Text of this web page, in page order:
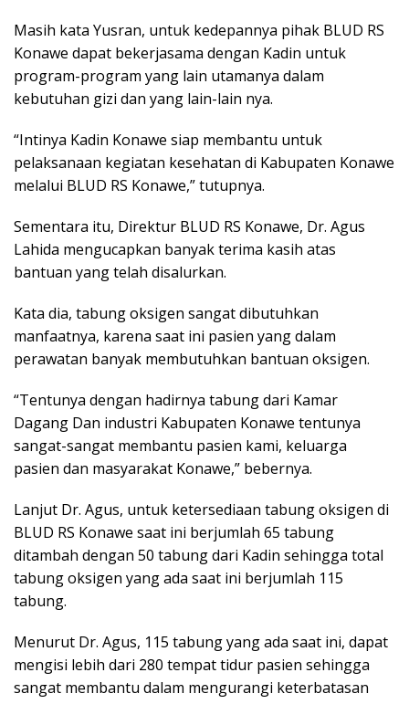
Masih kata Yusran, untuk kedepannya pihak BLUD RS
Konawe dapat bekerjasama dengan Kadin untuk
program-program yang lain utamanya dalam
kebutuhan gizi dan yang lain-lain nya.
“Intinya Kadin Konawe siap membantu untuk
pelaksanaan kegiatan kesehatan di Kabupaten Konawe
melalui BLUD RS Konawe,” tutupnya.
Sementara itu, Direktur BLUD RS Konawe, Dr. Agus
Lahida mengucapkan banyak terima kasih atas
bantuan yang telah disalurkan.
Kata dia, tabung oksigen sangat dibutuhkan
manfaatnya, karena saat ini pasien yang dalam
perawatan banyak membutuhkan bantuan oksigen.
“Tentunya dengan hadirnya tabung dari Kamar
Dagang Dan industri Kabupaten Konawe tentunya
sangat-sangat membantu pasien kami, keluarga
pasien dan masyarakat Konawe,” bebernya.
Lanjut Dr. Agus, untuk ketersediaan tabung oksigen di
BLUD RS Konawe saat ini berjumlah 65 tabung
ditambah dengan 50 tabung dari Kadin sehingga total
tabung oksigen yang ada saat ini berjumlah 115
tabung.
Menurut Dr. Agus, 115 tabung yang ada saat ini, dapat
mengisi lebih dari 280 tempat tidur pasien sehingga
sangat membantu dalam mengurangi keterbatasan